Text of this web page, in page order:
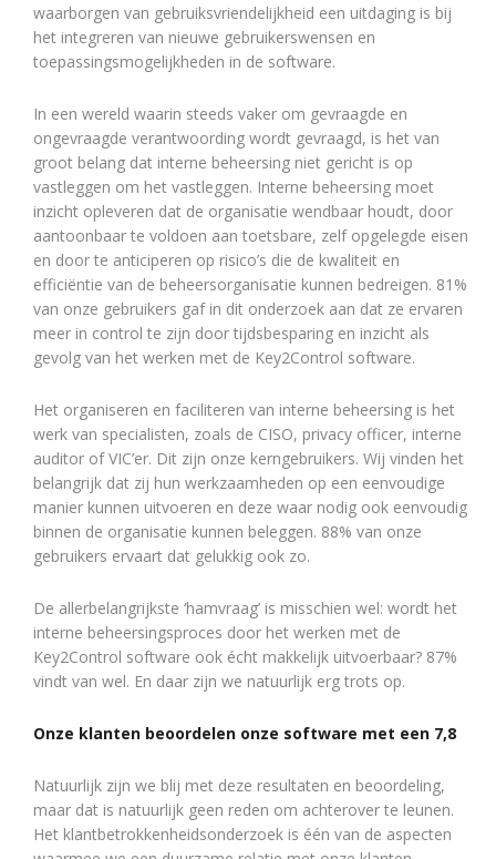
waarborgen van gebruiksvriendelijkheid een uitdaging is bij
het integreren van nieuwe gebruikerswensen en
toepassingsmogelijkheden in de software.
In een wereld waarin steeds vaker om gevraagde en
ongevraagde verantwoording wordt gevraagd, is het van
groot belang dat interne beheersing niet gericht is op
vastleggen om het vastleggen. Interne beheersing moet
inzicht opleveren dat de organisatie wendbaar houdt, door
aantoonbaar te voldoen aan toetsbare, zelf opgelegde eisen
en door te anticiperen op risico’s die de kwaliteit en
efficiëntie van de beheersorganisatie kunnen bedreigen. 81%
van onze gebruikers gaf in dit onderzoek aan dat ze ervaren
meer in control te zijn door tijdsbesparing en inzicht als
gevolg van het werken met de Key2Control software.
Het organiseren en faciliteren van interne beheersing is het
werk van specialisten, zoals de CISO, privacy officer, interne
auditor of VIC’er. Dit zijn onze kerngebruikers. Wij vinden het
belangrijk dat zij hun werkzaamheden op een eenvoudige
manier kunnen uitvoeren en deze waar nodig ook eenvoudig
binnen de organisatie kunnen beleggen. 88% van onze
gebruikers ervaart dat gelukkig ook zo.
De allerbelangrijkste ‘hamvraag’ is misschien wel: wordt het
interne beheersingsproces door het werken met de
Key2Control software ook écht makkelijk uitvoerbaar? 87%
vindt van wel. En daar zijn we natuurlijk erg trots op.
Onze klanten beoordelen onze software met een 7,8
Natuurlijk zijn we blij met deze resultaten en beoordeling,
maar dat is natuurlijk geen reden om achterover te leunen.
Het klantbetrokkenheidsonderzoek is één van de aspecten